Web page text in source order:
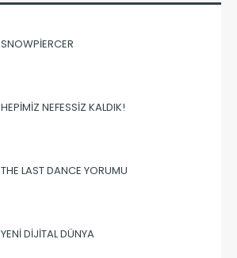
SNOWPIERCER
HEPIMIZ NEFESSIZ KALDIK!
THE LAST DANCE YORUMU
YENI DIJITAL DÜNYA